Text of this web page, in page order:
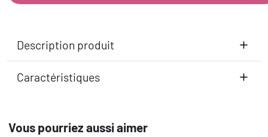
Description produit
Caractéristiques
Vous pourriez aussi aimer